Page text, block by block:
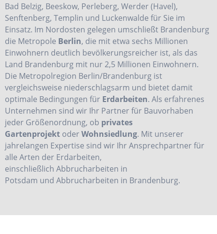
Bad Belzig, Beeskow, Perleberg, Werder (Havel),
Senftenberg, Templin und Luckenwalde für Sie im
Einsatz. Im Nordosten gelegen umschließt Brandenburg
die Metropole Berlin, die mit etwa sechs Millionen
Einwohnern deutlich bevölkerungsreicher ist, als das
Land Brandenburg mit nur 2,5 Millionen Einwohnern.
Die Metropolregion Berlin/Brandenburg ist
vergleichsweise niederschlagsarm und bietet damit
optimale Bedingungen für Erdarbeiten. Als erfahrenes
Unternehmen sind wir Ihr Partner für Bauvorhaben
jeder Größenordnung, ob privates
Gartenprojekt oderWohnsiedlung. Mit unserer
jahrelangen Expertise sind wir Ihr Ansprechpartner für
alle Arten der Erdarbeiten,
einschließlich Abbrucharbeiten in
Potsdam und Abbrucharbeiten in Brandenburg.